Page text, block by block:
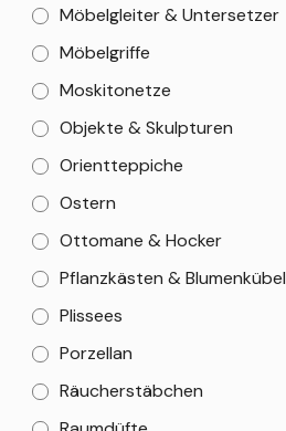
Möbelgleiter & Untersetzer
Möbelgriffe
Moskitonetze
Objekte & Skulpturen
Orientteppiche
Ostern
Ottomane & Hocker
Pflanzkästen & Blumenkübel
Plissees
Porzellan
Räucherstäbchen